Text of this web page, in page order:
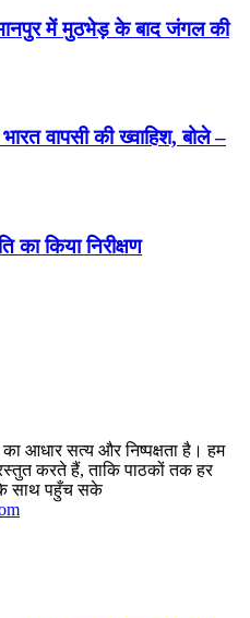
मानपुर में मुठभेड़ के बाद जंगल की
वापसी की ख्वाहिश, बोले –
किया निरीक्षण
आधार सत्य और निष्पक्षता है। हम
करते हैं, ताकि पाठकों तक हर
के साथ पहुँच सके